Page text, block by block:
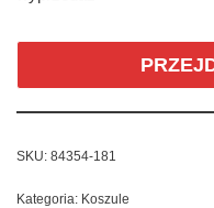
SKU: 84354-181
Kategoria: Koszule